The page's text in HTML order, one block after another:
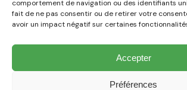
comportement de navigation ou des identifiants
fait de ne pas consentir ou de retirer votre
avoir un impact négatif sur certaines
Accepter
Préférences